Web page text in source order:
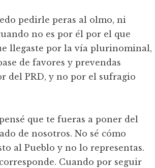
pedirle peras al olmo, ni
no es por él por el que
llegaste por la vía plurinominal,
de favores y prevendas
del PRD, y no por el sufragio
que te fueras a poner del
de nosotros. No sé cómo
al Pueblo y no lo representas.
Cuando por seguir